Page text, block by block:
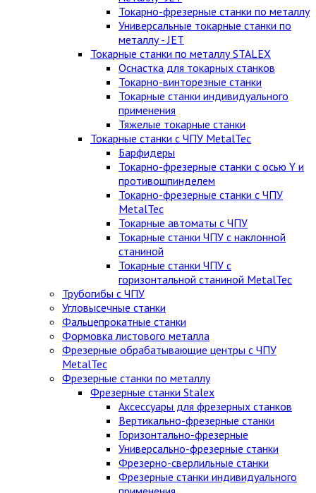
Токарно-фрезерные станки по металлу
Универсальные токарные станки по
металлу - JET
Токарные станки по металлу STALEX
Оснастка для токарных станков
Токарно-винторезные станки
Токарные станки индивидуального
применения
Тяжелые токарные станки
Токарные станки с ЧПУ MetalTec
Барфидеры
Токарно-фрезерные станки с осью Y и
противошпинделем
Токарно-фрезерные станки с ЧПУ
MetalTec
Токарные автоматы с ЧПУ
Токарные станки ЧПУ c наклонной
станиной
Токарные станки ЧПУ с
горизонтальной станиной MetalTec
Трубогибы с ЧПУ
Угловысечные станки
Фальцепрокатные станки
Формовка листового металла
Фрезерные обрабатывающие центры с ЧПУ
MetalTec
Фрезерные станки по металлу
Фрезерные станки Stalex
Аксессуары для фрезерных станков
Вертикально-фрезерные станки
Горизонтально-фрезерные
Универсально-фрезерные станки
Фрезерно-сверлильные станки
Фрезерные станки индивидуального